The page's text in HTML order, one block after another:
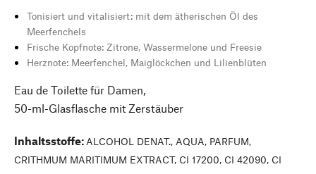
Tonisiert und vitalisiert: mit dem ätherischen Öl des
Meerfenchels
Frische Kopfnote: Zitrone, Wassermelone und Freesie
Herznote: Meerfenchel, Maiglöckchen und Lilienblüten
Eau de Toilette für Damen,
50-ml-Glasflasche mit Zerstäuber
Inhaltsstoffe: ALCOHOL DENAT., AQUA, PARFUM,
CRITHMUM MARITIMUM EXTRACT, CI 17200, CI 42090, CI